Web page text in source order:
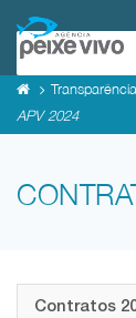
Transparência
APV 2024
Contratos